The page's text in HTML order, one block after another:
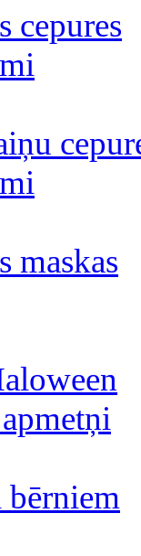
cepures
maskas